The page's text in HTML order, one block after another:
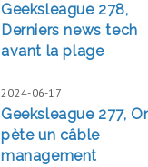
Geeksleague 278,
Derniers news tech
avant la plage
2024-06-17
Geeksleague 277,
pète un câble
management